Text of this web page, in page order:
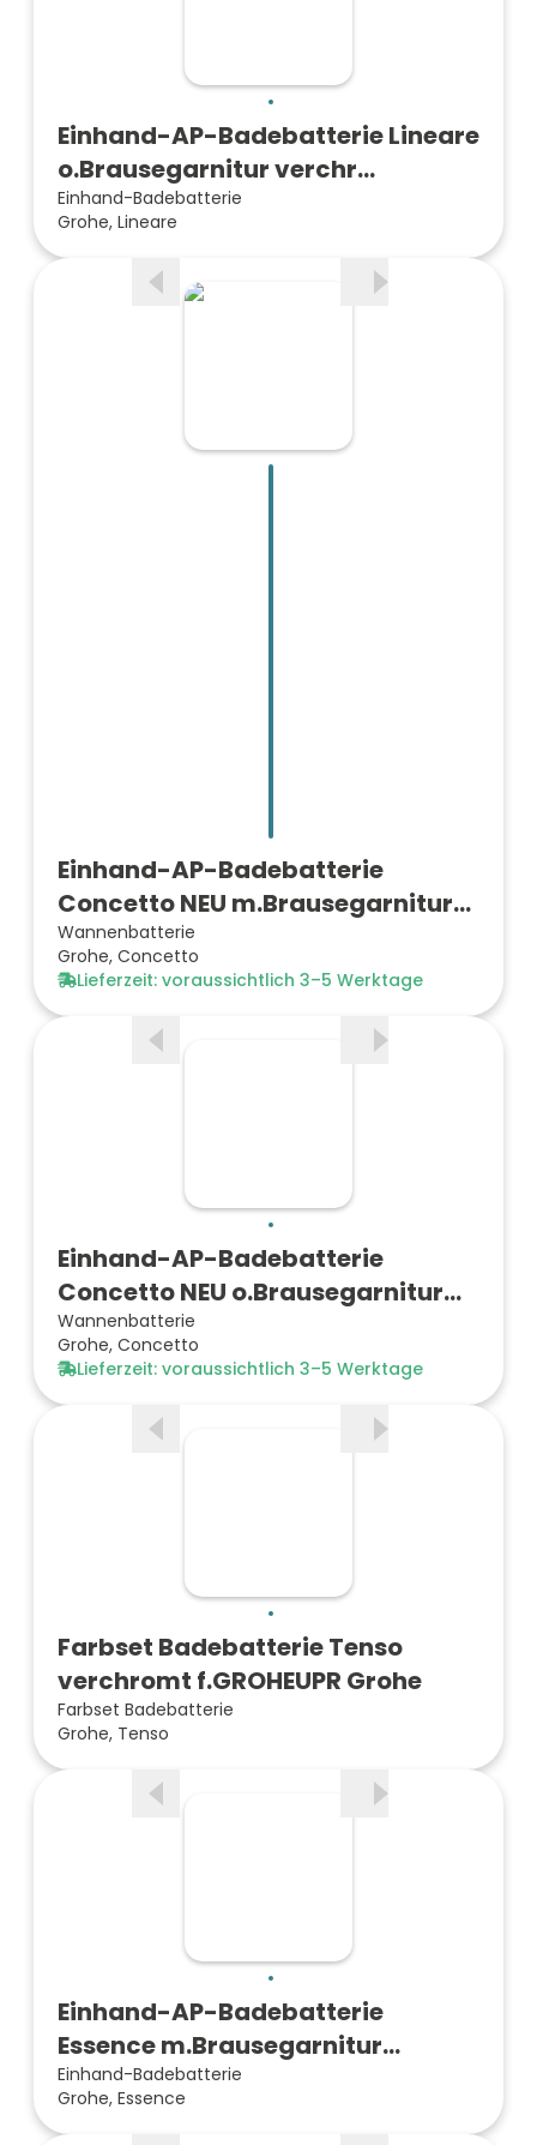
Einhand-AP-Badebatterie Lineare
o.Brausegarnitur verchr…
Einhand-Badebatterie
Grohe, Lineare
Einhand-AP-Badebatterie
Concetto NEU m.Brausegarnitur
ve…
Wannenbatterie
Grohe, Concetto
Lieferzeit: voraussichtlich 3–5 Werktage
Einhand-AP-Badebatterie
Concetto NEU o.Brausegarnitur
ve…
Wannenbatterie
Grohe, Concetto
Lieferzeit: voraussichtlich 3–5 Werktage
Farbset Badebatterie Tenso
verchromt f.GROHEUPR Grohe
Farbset Badebatterie
Grohe, Tenso
Einhand-AP-Badebatterie
Essence m.Brausegarnitur
verchr…
Einhand-Badebatterie
Grohe, Essence